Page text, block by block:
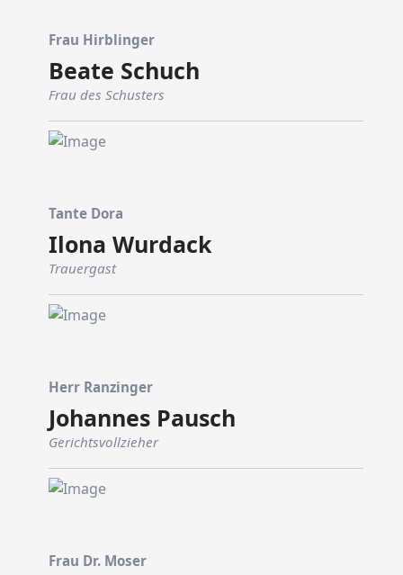
Frau Hirblinger
Beate Schuch
Frau des Schusters
Tante Dora
Ilona Wurdack
Trauergast
Herr Ranzinger
Johannes Pausch
Gerichtsvollzieher
Frau Dr. Moser